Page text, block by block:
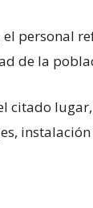
el personal
de la
citado
instalación